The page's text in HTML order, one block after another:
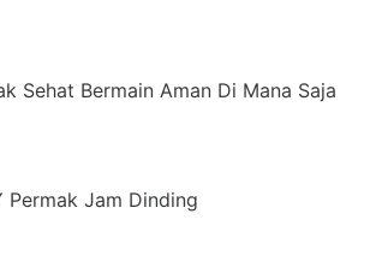
Sehat Bermain Aman Di Mana Saja
Permak Jam Dinding